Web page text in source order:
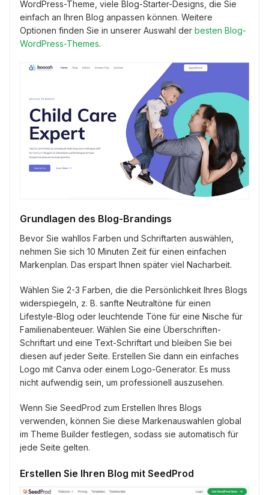
WordPress-Theme, viele Blog-Starter-Designs, die Sie
einfach an Ihren Blog anpassen können. Weitere
Optionen finden Sie in unserer Auswahl der besten Blog-
WordPress-Themes.
Grundlagen des Blog-Brandings
Bevor Sie wahllos Farben und Schriftarten auswählen,
nehmen Sie sich 10 Minuten Zeit für einen einfachen
Markenplan. Das erspart Ihnen später viel Nacharbeit.
Wählen Sie 2-3 Farben, die die Persönlichkeit Ihres Blogs
widerspiegeln, z. B. sanfte Neutraltöne für einen
Lifestyle-Blog oder leuchtende Töne für eine Nische für
Familienabenteuer. Wählen Sie eine Überschriften-
Schriftart und eine Text-Schriftart und bleiben Sie bei
diesen auf jeder Seite. Erstellen Sie dann ein einfaches
Logo mit Canva oder einem Logo-Generator. Es muss
nicht aufwendig sein, um professionell auszusehen.
Wenn Sie SeedProd zum Erstellen Ihres Blogs
verwenden, können Sie diese Markenauswahlen global
im Theme Builder festlegen, sodass sie automatisch für
jede Seite gelten.
Erstellen Sie Ihren Blog mit SeedProd